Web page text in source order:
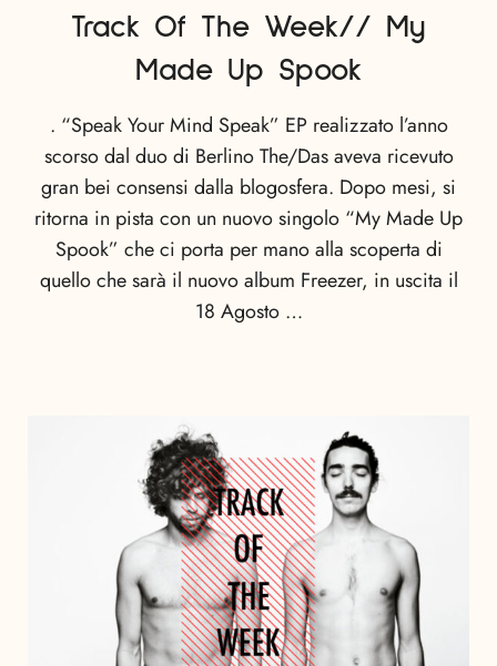
Track Of The Week// My
Made Up Spook
. “Speak Your Mind Speak” EP realizzato l’anno
scorso dal duo di Berlino The/Das aveva ricevuto
gran bei consensi dalla blogosfera. Dopo mesi, si
ritorna in pista con un nuovo singolo “My Made Up
Spook” che ci porta per mano alla scoperta di
quello che sarà il nuovo album Freezer, in uscita il
18 Agosto …